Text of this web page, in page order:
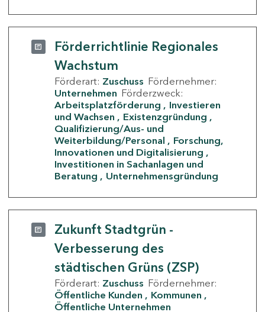
Förderrichtlinie Regionales
Wachstum
Förderart: Zuschuss Fördernehmer:
Unternehmen Förderzweck:
Arbeitsplatzförderung
Investieren
und Wachsen
Existenzgründung
Qualifizierung/Aus- und
Weiterbildung/Personal
Forschung,
Innovationen und Digitalisierung
Investitionen in Sachanlagen und
Beratung
Unternehmensgründung
Zukunft Stadtgrün -
Verbesserung des
städtischen Grüns (ZSP)
Förderart: Zuschuss Fördernehmer:
Öffentliche Kunden
Kommunen
Öffentliche Unternehmen